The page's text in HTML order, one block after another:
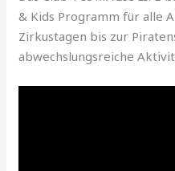
& Kids Programm für alle
Zirkustagen bis zur
abwechslungsreiche